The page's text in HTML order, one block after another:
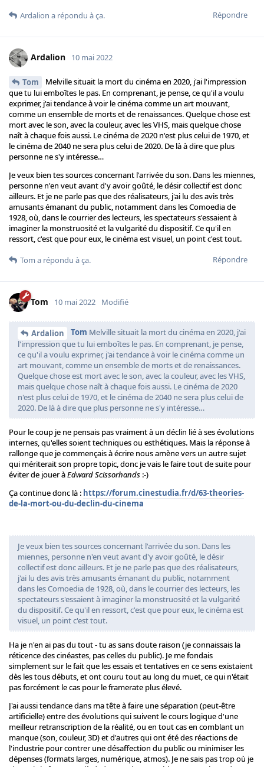
Répondre
Ardalion a répondu à ça.
Ardalion 10 mai 2022
Tom
Melville situait la mort du cinéma en 2020, j'ai l'impression
que tu lui emboîtes le pas. En comprenant, je pense, ce qu'il a voulu
exprimer, j'ai tendance à voir le cinéma comme un art mouvant,
comme un ensemble de morts et de renaissances. Quelque chose est
mort avec le son, avec la couleur, avec les VHS, mais quelque chose
naît à chaque fois aussi. Le cinéma de 2020 n'est plus celui de 1970, et
le cinéma de 2040 ne sera plus celui de 2020. De là à dire que plus
personne ne s'y intéresse…
Je veux bien tes sources concernant l'arrivée du son. Dans les miennes,
personne n'en veut avant d'y avoir goûté, le désir collectif est donc
ailleurs. Et je ne parle pas que des réalisateurs, j'ai lu des avis très
amusants émanant du public, notamment dans les Comoedia de
1928, où, dans le courrier des lecteurs, les spectateurs s'essaient à
imaginer la monstruosité et la vulgarité du dispositif. Ce qu'il en
ressort, c'est que pour eux, le cinéma est visuel, un point c'est tout.
Répondre
Tom a répondu à ça.
Tom 10 mai 2022 Modifié
Ardalion Tom Melville situait la mort du cinéma en 2020, j'ai
l'impression que tu lui emboîtes le pas. En comprenant, je pense,
ce qu'il a voulu exprimer, j'ai tendance à voir le cinéma comme un
art mouvant, comme un ensemble de morts et de renaissances.
Quelque chose est mort avec le son, avec la couleur, avec les VHS,
mais quelque chose naît à chaque fois aussi. Le cinéma de 2020
n'est plus celui de 1970, et le cinéma de 2040 ne sera plus celui de
2020. De là à dire que plus personne ne s'y intéresse…
Pour le coup je ne pensais pas vraiment à un déclin lié à ses évolutions
internes, qu'elles soient techniques ou esthétiques. Mais la réponse à
rallonge que je commençais à écrire nous amène vers un autre sujet
qui mériterait son propre topic, donc je vais le faire tout de suite pour
éviter de jouer àEdward Scissorhands :-)
Ça continue donc là : https://forum.cinestudia.fr/d/63-theories-
de-la-mort-ou-du-declin-du-cinema
Je veux bien tes sources concernant l'arrivée du son. Dans les
miennes, personne n'en veut avant d'y avoir goûté, le désir
collectif est donc ailleurs. Et je ne parle pas que des réalisateurs,
j'ai lu des avis très amusants émanant du public, notamment
dans les Comoedia de 1928, où, dans le courrier des lecteurs, les
spectateurs s'essaient à imaginer la monstruosité et la vulgarité
du dispositif. Ce qu'il en ressort, c'est que pour eux, le cinéma est
visuel, un point c'est tout.
Ha je n'en ai pas du tout - tu as sans doute raison (je connaissais la
réticence des cinéastes, pas celles du public). Je me fondais
simplement sur le fait que les essais et tentatives en ce sens existaient
dès les tous débuts, et ont couru tout au long du muet, ce qui n'était
pas forcément le cas pour le framerate plus élevé.
J'ai aussi tendance dans ma tête à faire une séparation (peut-être
artificielle) entre des évolutions qui suivent le cours logique d'une
meilleur retranscription de la réalité, ou en tout cas en comblant un
manque (son, couleur, 3D) et d'autres qui ont été des réactions de
l'industrie pour contrer une désaffection du public ou minimiser les
dépenses (formats larges, numérique, atmos). Je ne sais pas trop où je